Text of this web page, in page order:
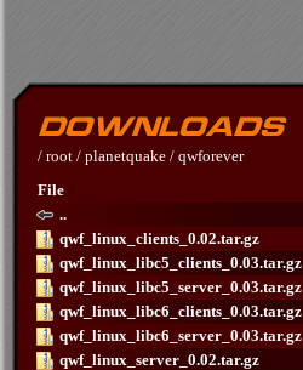
/ root / planetquake / qwforever
File
..
qwf_linux_clients_0.02.tar.gz
qwf_linux_libc5_clients_0.03.tar.gz
qwf_linux_libc5_server_0.03.tar.gz
qwf_linux_libc6_clients_0.03.tar.gz
qwf_linux_libc6_server_0.03.tar.gz
qwf_linux_server_0.02.tar.gz